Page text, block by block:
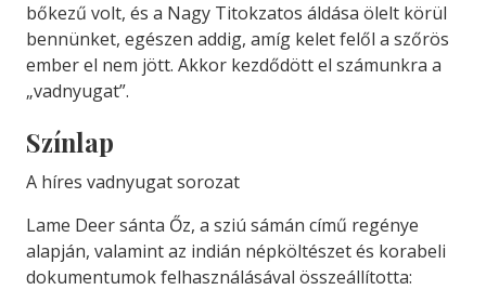
bőkezű volt, és a Nagy Titokzatos áldása ölelt körül
bennünket, egészen addig, amíg kelet felől a szőrös
ember el nem jött. Akkor kezdődött el számunkra a
„vadnyugat”.
Színlap
A híres vadnyugat sorozat
Lame Deer sánta Őz, a sziú sámán című regénye
alapján, valamint az indián népköltészet és korabeli
dokumentumok felhasználásával összeállította: